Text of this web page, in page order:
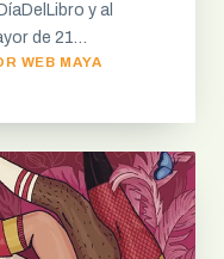
y al
de 21…
WEB MAYA